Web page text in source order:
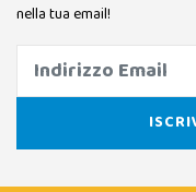
nella tua email!